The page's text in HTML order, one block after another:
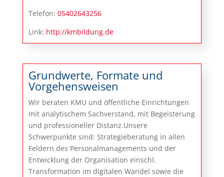
Telefon: 05402643256
Link: http://kmbildung.de
Grundwerte, Formate und
Vorgehensweisen
Wir beraten KMU und öffentliche Einrichtungen
mit analytischem Sachverstand, mit Begeisterung
und professioneller Distanz.Unsere
Schwerpunkte sind: Strategieberatung in allen
Feldern des Personalmanagements und der
Entwicklung der Organisation einschl.
Transformation im digitalen Wandel sowie die